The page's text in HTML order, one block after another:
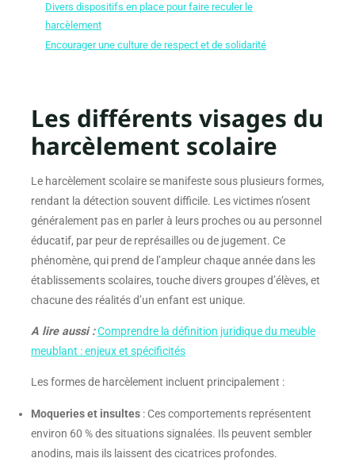
Divers dispositifs en place pour faire reculer le
harcèlement
Encourager une culture de respect et de solidarité
Les différents visages du
harcèlement scolaire
Le harcèlement scolaire se manifeste sous plusieurs formes,
rendant la détection souvent difficile. Les victimes n’osent
généralement pas en parler à leurs proches ou au personnel
éducatif, par peur de représailles ou de jugement. Ce
phénomène, qui prend de l’ampleur chaque année dans les
établissements scolaires, touche divers groupes d’élèves, et
chacune des réalités d’un enfant est unique.
A lire aussi :Comprendre la définition juridique du meuble
meublant : enjeux et spécificités
Les formes de harcèlement incluent principalement :
Moqueries et insultes: Ces comportements représentent
environ 60 % des situations signalées. Ils peuvent sembler
anodins, mais ils laissent des cicatrices profondes.